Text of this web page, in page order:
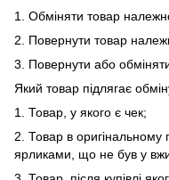
1. Обміняти товар
2. Повернути товар
3. Повернути або
Який товар підлягає
1. Товар, у якого є чек;
2. Товар в оригінальному
ярликами, що не був у